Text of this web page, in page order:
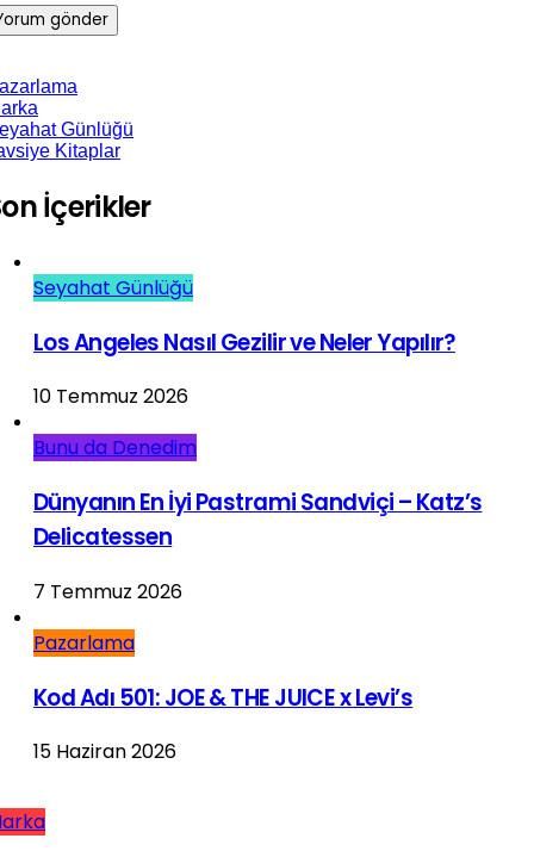
Günlüğü
Kitaplar
İçerikler
Seyahat Günlüğü
Los Angeles Nasıl Gezilir ve Neler Yapılır?
10 Temmuz 2026
Bunu da Denedim
Dünyanın En İyi Pastrami Sandviçi – Katz’s
Delicatessen
7 Temmuz 2026
Pazarlama
Kod Adı 501: JOE & THE JUICE x Levi’s
15 Haziran 2026